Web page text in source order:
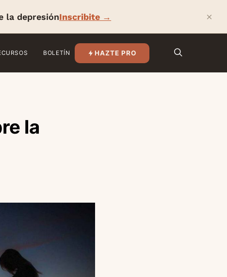
la depresiónInscribite → ×
BOLETÍN HAZTE PRO
la